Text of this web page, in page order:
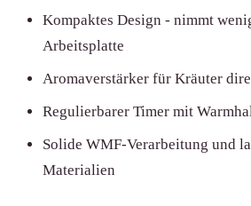
Kompaktes Design - nimmt
Arbeitsplatte
Aromaverstärker für Kräuter
Regulierbarer Timer mit
Solide WMF-Verarbeitung und
Materialien